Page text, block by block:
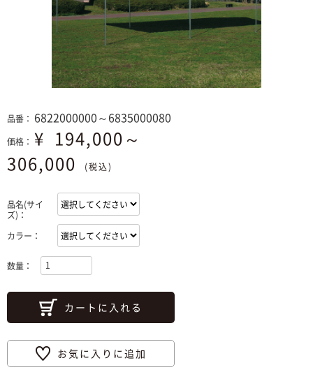
品番： 6822000000～6835000080
価格： ¥ 194,000～
306,000
(税込)
品名(サイ
ズ)：
カラー：
数量：
カートに入れる
お気に入りに追加